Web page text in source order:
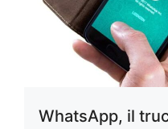
WhatsApp, il